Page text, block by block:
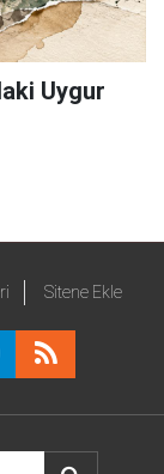
Uygur
Sitene Ekle